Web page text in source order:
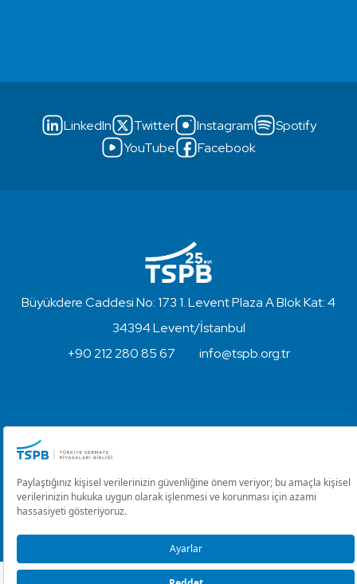
LinkedIn Twitter Instagram
Spotify
YouTube
Facebook
Büyükdere Caddesi No: 173 1. Levent Plaza A Blok Kat: 4
34394 Levent/İstanbul
+90 212 280 85 67
info@tspb.org.tr
Kullanım Koşulları ve Gizlilik
Çerez Ayarlarını Düzenle